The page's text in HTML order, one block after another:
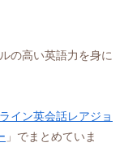
の高い英語力を身に
イン英会話レアジョ
」でまとめていま